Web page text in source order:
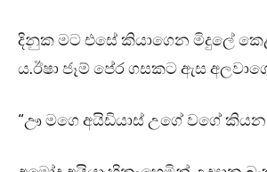
දිනුක මට එසේ කියාගෙන මිදුලේ
ය.ඊෂා ජෑම් පේර ගසකට ඇස
“ඌ මගෙ අයිඩියාස් උගේ වගේ කියන